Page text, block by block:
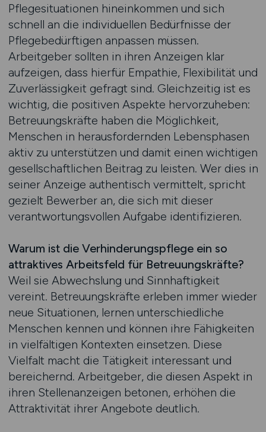
Pflegesituationen hineinkommen und sich
schnell an die individuellen Bedürfnisse der
Pflegebedürftigen anpassen müssen.
Arbeitgeber sollten in ihren Anzeigen klar
aufzeigen, dass hierfür Empathie, Flexibilität und
Zuverlässigkeit gefragt sind. Gleichzeitig ist es
wichtig, die positiven Aspekte hervorzuheben:
Betreuungskräfte haben die Möglichkeit,
Menschen in herausfordernden Lebensphasen
aktiv zu unterstützen und damit einen wichtigen
gesellschaftlichen Beitrag zu leisten. Wer dies in
seiner Anzeige authentisch vermittelt, spricht
gezielt Bewerber an, die sich mit dieser
verantwortungsvollen Aufgabe identifizieren.
Warum ist die Verhinderungspflege ein so
attraktives Arbeitsfeld für Betreuungskräfte?
Weil sie Abwechslung und Sinnhaftigkeit
vereint. Betreuungskräfte erleben immer wieder
neue Situationen, lernen unterschiedliche
Menschen kennen und können ihre Fähigkeiten
in vielfältigen Kontexten einsetzen. Diese
Vielfalt macht die Tätigkeit interessant und
bereichernd. Arbeitgeber, die diesen Aspekt in
ihren Stellenanzeigen betonen, erhöhen die
Attraktivität ihrer Angebote deutlich.